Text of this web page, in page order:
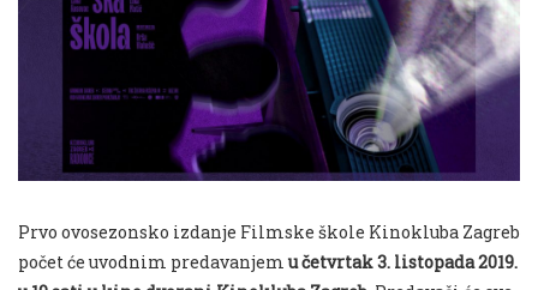
Prvo ovosezonsko izdanje Filmske škole Kinokluba Zagreb
počet će uvodnim predavanjem u četvrtak 3. listopada 2019.